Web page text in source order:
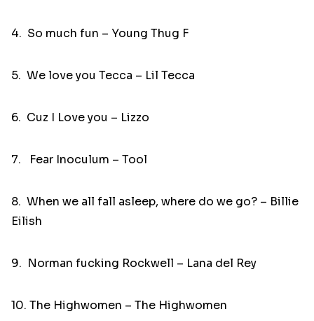
4. So much fun – Young Thug F
5. We love you Tecca – Lil Tecca
6. Cuz I Love you – Lizzo
7. Fear Inoculum – Tool
8. When we all fall asleep, where do we go? – Billie
Eilish
9. Norman fucking Rockwell – Lana del Rey
10. The Highwomen – The Highwomen